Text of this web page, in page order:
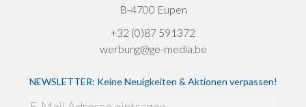
B-4700 Eupen
+32 (0)87 591372
werbung@ge-media.be
NEWSLETTER: Keine Neuigkeiten & Aktionen verpassen!